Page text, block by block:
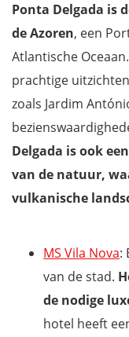
Ribeira Grande
Mis niets op de
Ponta Delgada is
de Azoren, een
Atlantische
prachtige
zoals Jardim
Delgada is ook
van de natuur,
vulkanische
MS Vila Nova:
van de stad.
de nodige
hotel heeft